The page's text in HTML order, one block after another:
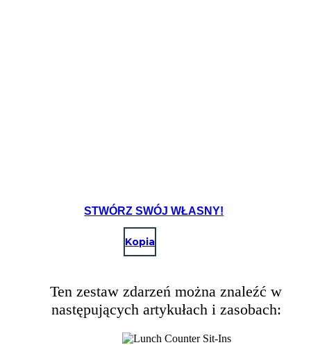
STWÓRZ SWÓJ WŁASNY!
Kopia
Ten zestaw zdarzeń można znaleźć w
następujących artykułach i zasobach: